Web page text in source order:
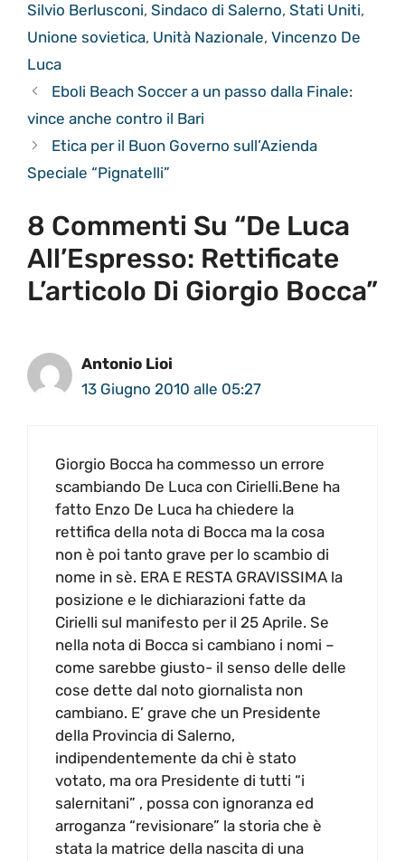
Silvio Berlusconi, Sindaco di Salerno, Stati Uniti,
Unione sovietica, Unità Nazionale, Vincenzo De
Luca
Eboli Beach Soccer a un passo dalla Finale:
vince anche contro il Bari
Etica per il Buon Governo sull’Azienda
Speciale “Pignatelli”
8 Commenti Su “De Luca
All’Espresso: Rettificate
L’articolo Di Giorgio Bocca”
Antonio Lioi
13 Giugno 2010 alle 05:27
Giorgio Bocca ha commesso un errore
scambiando De Luca con Cirielli.Bene ha
fatto Enzo De Luca ha chiedere la
rettifica della nota di Bocca ma la cosa
non è poi tanto grave per lo scambio di
nome in sè. ERA E RESTA GRAVISSIMA la
posizione e le dichiarazioni fatte da
Cirielli sul manifesto per il 25 Aprile. Se
nella nota di Bocca si cambiano i nomi –
come sarebbe giusto- il senso delle delle
cose dette dal noto giornalista non
cambiano. E’ grave che un Presidente
della Provincia di Salerno,
indipendentemente da chi è stato
votato, ma ora Presidente di tutti “i
salernitani” , possa con ignoranza ed
arroganza “revisionare” la storia che è
stata la matrice della nascita di una